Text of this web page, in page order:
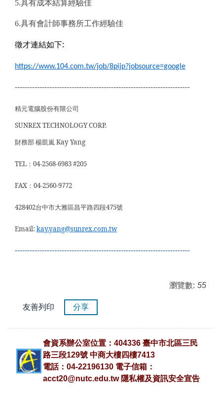
5.具有成本結算經驗佳
6.具有會計師事務所工作經驗佳
徵才連結如下:
https://www.104.com.tw/job/8pijp?jobsource=google
-----------------------------------------------------------------------
精元電腦股份有限公司
SUNREX TECHNOLOGY CORP.
財務部 楊凱嵐 Kay Yang
TEL ：04-2568-6983 #205
FAX ：04-2560-9772
428402台中市大雅區昌平路四段475號
Email: kay.yang@sunrex.com.tw
-----------------------------------------------------------------------
瀏覽數: 55
友善列印 分享
會資系辦公室位置：404336 臺中市北區三民
路三段129號 中商大樓四樓7413
電話：04-22196130 電子信箱：
acct20@nutc.edu.tw 隱私權及資訊安全宣告